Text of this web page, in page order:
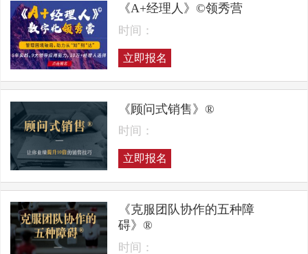
《A+经理人》©领秀营
时间：
立即报名
《顾问式销售》®
时间：
立即报名
《克服团队协作的五种障
碍》®
时间：